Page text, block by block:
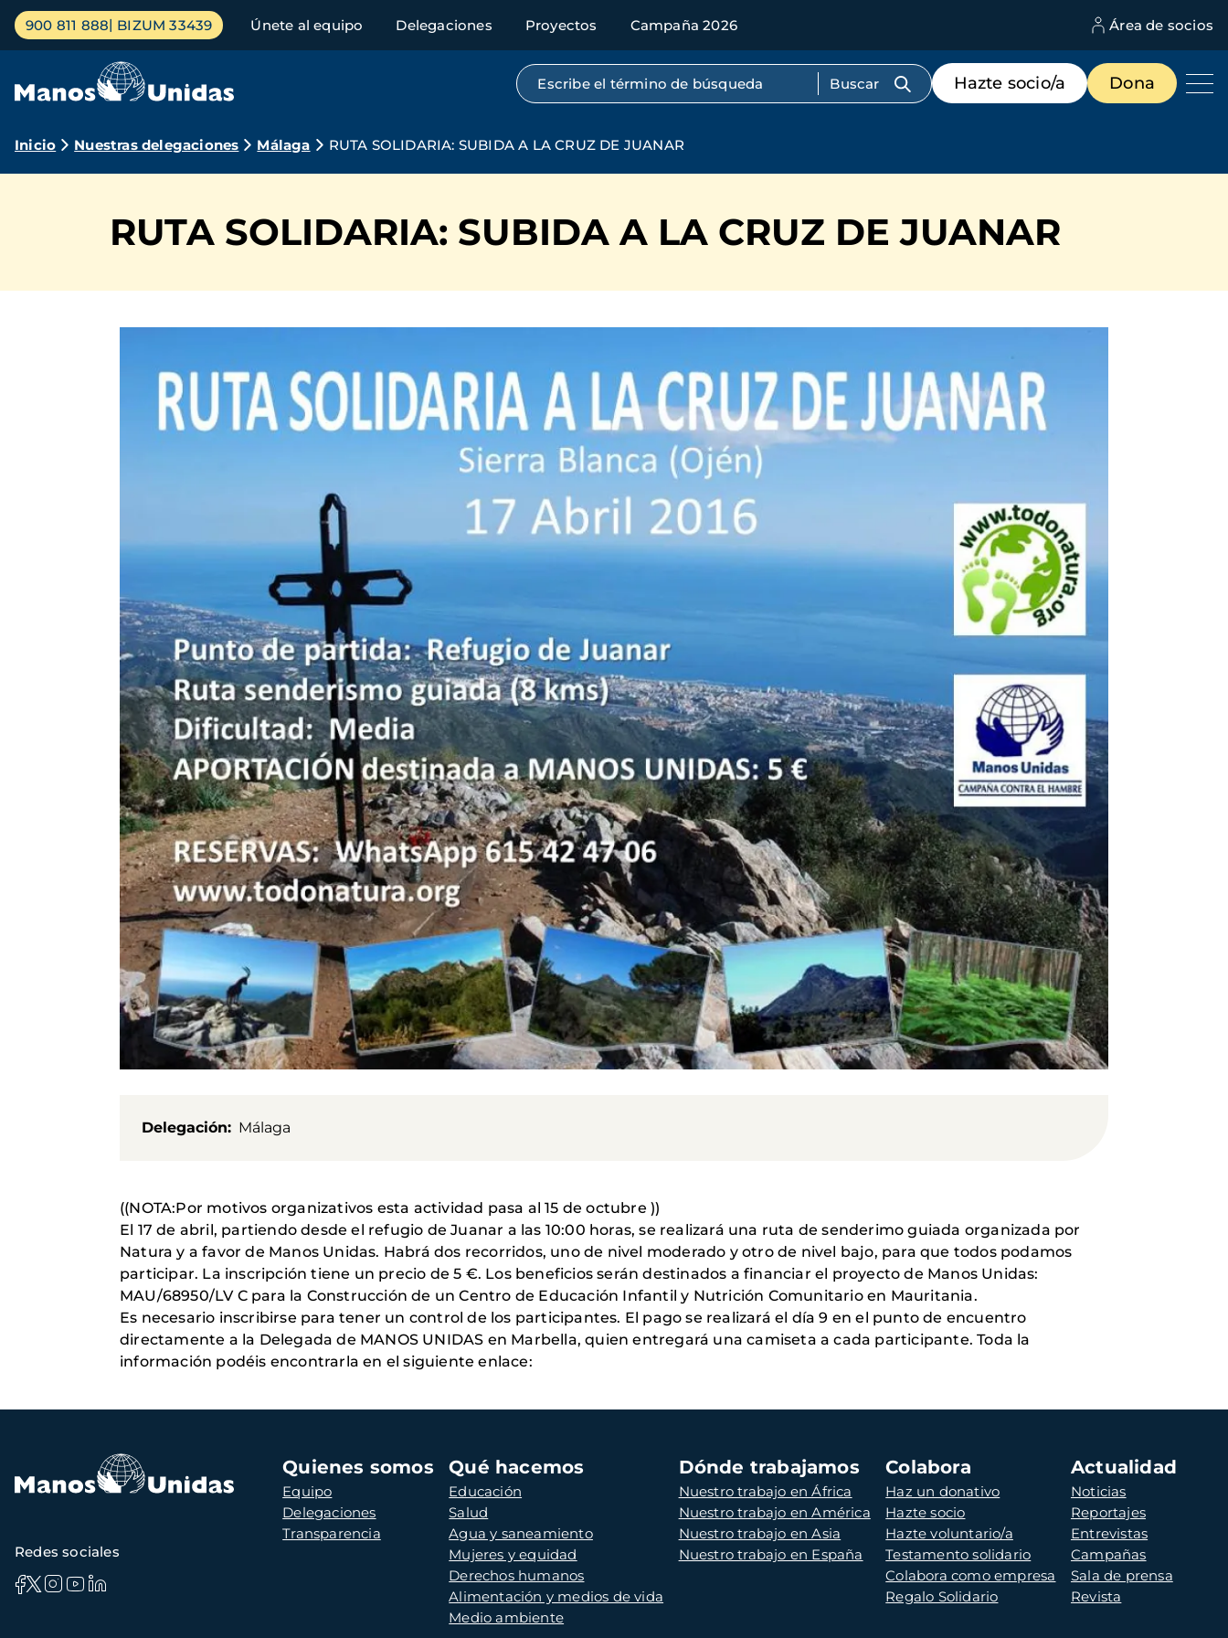
Pasar
contenido
Menú
principal
900 811 888 BIZUM 33439 Únete al equipo Delegaciones Proyectos Campaña 2026 Área de socios
Búsqueda por texto completo
Menú
de
destacados
Hazte socio/a Dona
Ruta
navegación
Inicio Nuestras delegaciones Málaga RUTA SOLIDARIA: SUBIDA A LA CRUZ DE JUANAR
RUTA SOLIDARIA: SUBIDA A LA CRUZ DE JUANAR
Delegación Málaga
((NOTA:Por motivos organizativos esta actividad pasa al 15 de octubre ))
El 17 de abril, partiendo desde el refugio de Juanar a las 10:00 horas, se realizará una ruta de senderimo guiada organizada por
Natura y a favor de Manos Unidas. Habrá dos recorridos, uno de nivel moderado y otro de nivel bajo, para que todos podamos
participar. La inscripción tiene un precio de 5 €. Los beneficios serán destinados a financiar el proyecto de Manos Unidas:
MAU/68950/LV C para la Construcción de un Centro de Educación Infantil y Nutrición Comunitario en Mauritania.
Es necesario inscribirse para tener un control de los participantes. El pago se realizará el día 9 en el punto de encuentro
directamente a la Delegada de MANOS UNIDAS en Marbella, quien entregará una camiseta a cada participante.Toda la
información podéis encontrarla en el siguiente enlace:
Navegación
principal
Quienes somos
Equipo
Delegaciones
Transparencia
Qué hacemos
Educación
Salud
Agua y saneamiento
Mujeres y equidad
Derechos humanos
Alimentación y medios de vida
Medio ambiente
Dónde trabajamos
Nuestro trabajo en África
Nuestro trabajo en América
Nuestro trabajo en Asia
Nuestro trabajo en España
Colabora
Haz un donativo
Hazte socio
Hazte voluntario/a
Testamento solidario
Colabora como empresa
Regalo Solidario
Actualidad
Noticias
Reportajes
Entrevistas
Campañas
Sala de prensa
Revista
Redes sociales